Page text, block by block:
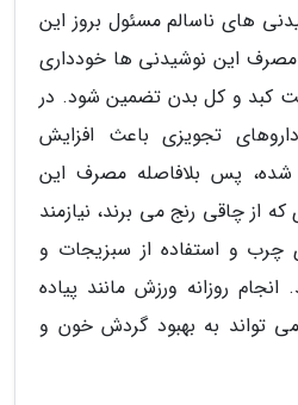
های ناسالم مسئول بروز این
مصرف این نوشیدنی ها خودداری
کبد و کل بدن تضمین شود. در
تجویزی باعث افزایش
شده، پس بلافاصله مصرف این
که از چاقی رنج می برند، نیازمند
چرب و استفاده از سبزیجات و
روزانه ورزش مانند پیاده
تواند به بهبود گردش خون و